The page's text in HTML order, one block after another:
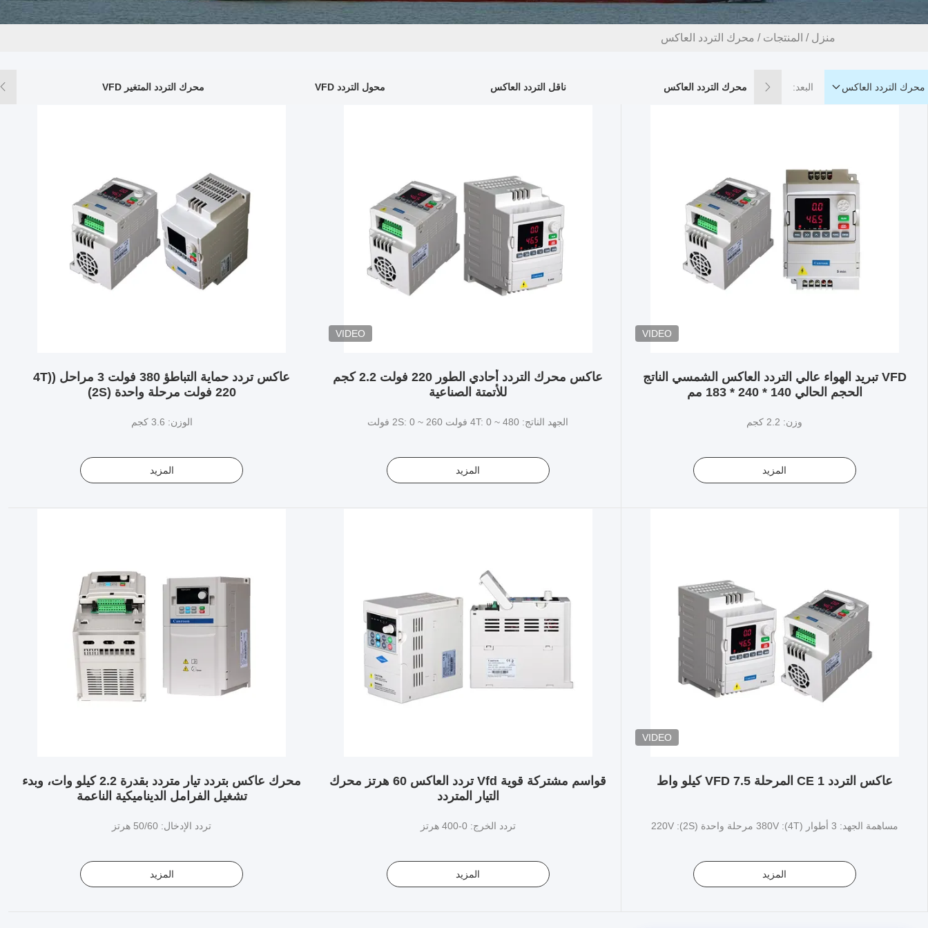
منزل / المنتجات / محرك التردد العاكس
محرك التردد العاكس البعد: محرك التردد العاكس ناقل التردد العاكس محول التردد VFD محرك التردد المتغير VFD
VIDEO
VFD تبريد الهواء عالي التردد العاكس الشمسي الناتج
الحجم الحالي 140 * 240 * 183 مم
وزن: 2.2 كجم
المزيد
VIDEO
عاكس محرك التردد أحادي الطور 220 فولت 2.2 كجم
للأتمتة الصناعية
الجهد الناتج: 4T: 0 ~ 480 فولت 2S: 0 ~ 260 فولت
المزيد
عاكس تردد حماية التباطؤ 380 فولت 3 مراحل (4T)
220 فولت مرحلة واحدة (2S)
الوزن: 3.6 كجم
المزيد
VIDEO
عاكس التردد CE 1 المرحلة VFD 7.5 كيلو واط
مساهمة الجهد: 3 أطوار (4T): 380V مرحلة واحدة (2S): 220V
المزيد
قواسم مشتركة قوية Vfd تردد العاكس 60 هرتز محرك
التيار المتردد
تردد الخرج: 0-400 هرتز
المزيد
محرك عاكس بتردد تيار متردد بقدرة 2.2 كيلو وات، وبدء
تشغيل الفرامل الديناميكية الناعمة
تردد الإدخال: 50/60 هرتز
المزيد